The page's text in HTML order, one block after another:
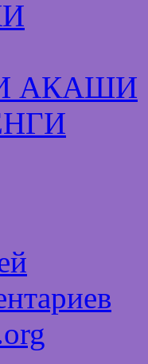
АКАШИ